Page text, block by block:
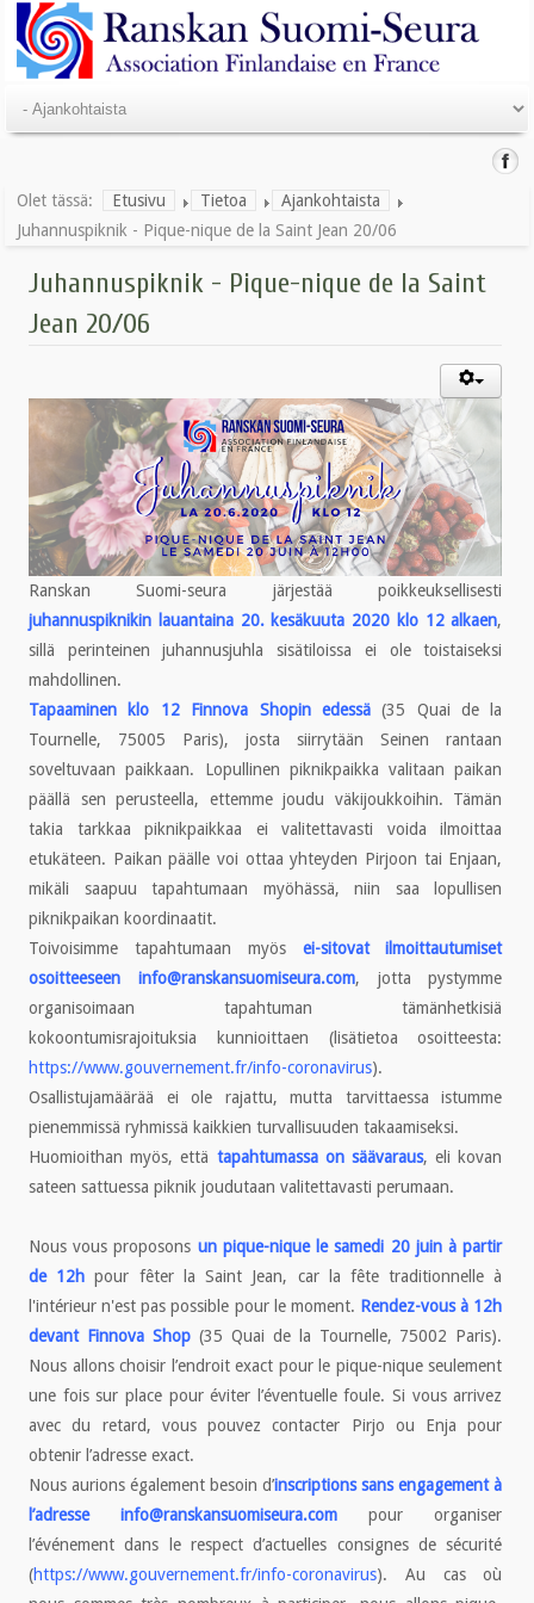
Olet tässä: Etusivu Tietoa
Ajankohtaista
Juhannuspiknik - Pique-nique de la Saint Jean 20/06
Juhannuspiknik - Pique-nique de la Saint
Jean 20/06
Ranskan Suomi-seura järjestää poikkeuksellisesti
juhannuspiknikin lauantaina 20. kesäkuuta 2020 klo 12 alkaen,
sillä perinteinen juhannusjuhla sisätiloissa ei ole toistaiseksi
mahdollinen.
Tapaaminen klo 12 Finnova Shopin edessä(35 Quai de la
Tournelle, 75005 Paris), josta siirrytään Seinen rantaan
soveltuvaan paikkaan. Lopullinen piknikpaikka valitaan paikan
päällä sen perusteella, ettemme joudu väkijoukkoihin. Tämän
takia tarkkaa piknikpaikkaa ei valitettavasti voida ilmoittaa
etukäteen. Paikan päälle voi ottaa yhteyden Pirjoon tai Enjaan,
mikäli saapuu tapahtumaan myöhässä, niin saa lopullisen
piknikpaikan koordinaatit.
Toivoisimme tapahtumaan myös ei-sitovat ilmoittautumiset
osoitteeseen
info@ranskansuomiseura.com, jotta pystymme
organisoimaan tapahtuman tämänhetkisiä
kokoontumisrajoituksia kunnioittaen (lisätietoa osoitteesta:
https://www.gouvernement.fr/info-coronavirus).
Osallistujamäärää ei ole rajattu, mutta tarvittaessa istumme
pienemmissä ryhmissä kaikkien turvallisuuden takaamiseksi.
Huomioithan myös, että tapahtumassa on säävaraus, eli kovan
sateen sattuessa piknik joudutaan valitettavasti perumaan.
Nous vous proposons un pique-nique le samedi 20 juin à partir
de 12h pour fêter la Saint Jean, car la fête traditionnelle à
l'intérieur n'est pas possible pour le moment. Rendez-vous à 12h
devant Finnova Shop (35 Quai de la Tournelle, 75002 Paris).
Nous allons choisir l’endroit exact pour le pique-nique seulement
une fois sur place pour éviter l’éventuelle foule. Si vous arrivez
avec du retard, vous pouvez contacter Pirjo ou Enja pour
obtenir l’adresse exact.
Nous aurions également besoin d’inscriptions sans engagement à
l’adresse
info@ranskansuomiseura.com pour organiser
l’événement dans le respect d’actuelles consignes de sécurité
(https://www.gouvernement.fr/info-coronavirus). Au cas où